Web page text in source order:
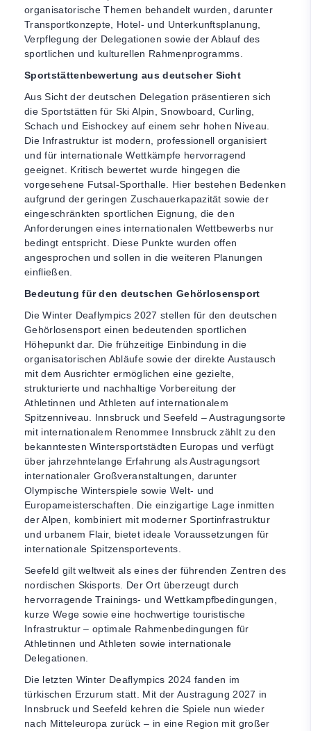
organisatorische Themen behandelt wurden, darunter
Transportkonzepte, Hotel- und Unterkunftsplanung,
Verpflegung der Delegationen sowie der Ablauf des
sportlichen und kulturellen Rahmenprogramms.
Sportstättenbewertung aus deutscher Sicht
Aus Sicht der deutschen Delegation präsentieren sich
die Sportstätten für Ski Alpin, Snowboard, Curling,
Schach und Eishockey auf einem sehr hohen Niveau.
Die Infrastruktur ist modern, professionell organisiert
und für internationale Wettkämpfe hervorragend
geeignet. Kritisch bewertet wurde hingegen die
vorgesehene Futsal-Sporthalle. Hier bestehen Bedenken
aufgrund der geringen Zuschauerkapazität sowie der
eingeschränkten sportlichen Eignung, die den
Anforderungen eines internationalen Wettbewerbs nur
bedingt entspricht. Diese Punkte wurden offen
angesprochen und sollen in die weiteren Planungen
einfließen.
Bedeutung für den deutschen Gehörlosensport
Die Winter Deaflympics 2027 stellen für den deutschen
Gehörlosensport einen bedeutenden sportlichen
Höhepunkt dar. Die frühzeitige Einbindung in die
organisatorischen Abläufe sowie der direkte Austausch
mit dem Ausrichter ermöglichen eine gezielte,
strukturierte und nachhaltige Vorbereitung der
Athletinnen und Athleten auf internationalem
Spitzenniveau. Innsbruck und Seefeld – Austragungsorte
mit internationalem Renommee Innsbruck zählt zu den
bekanntesten Wintersportstädten Europas und verfügt
über jahrzehntelange Erfahrung als Austragungsort
internationaler Großveranstaltungen, darunter
Olympische Winterspiele sowie Welt- und
Europameisterschaften. Die einzigartige Lage inmitten
der Alpen, kombiniert mit moderner Sportinfrastruktur
und urbanem Flair, bietet ideale Voraussetzungen für
internationale Spitzensportevents.
Seefeld gilt weltweit als eines der führenden Zentren des
nordischen Skisports. Der Ort überzeugt durch
hervorragende Trainings- und Wettkampfbedingungen,
kurze Wege sowie eine hochwertige touristische
Infrastruktur – optimale Rahmenbedingungen für
Athletinnen und Athleten sowie internationale
Delegationen.
Die letzten Winter Deaflympics 2024 fanden im
türkischen Erzurum statt. Mit der Austragung 2027 in
Innsbruck und Seefeld kehren die Spiele nun wieder
nach Mitteleuropa zurück – in eine Region mit großer